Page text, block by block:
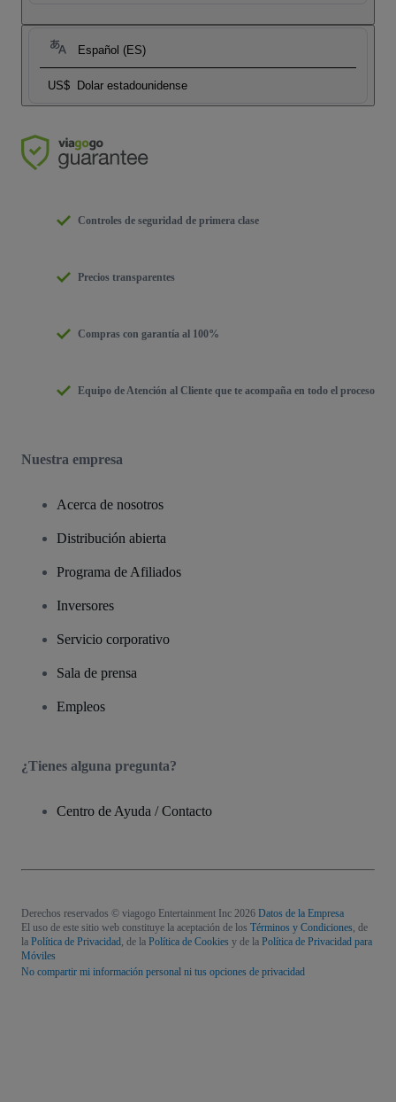
Español (ES)
US$ Dolar estadounidense
Controles de seguridad de primera clase
Precios transparentes
Compras con garantía al 100%
Equipo de Atención al Cliente que te acompaña en todo el proceso
Nuestra empresa
Acerca de nosotros
Distribución abierta
Programa de Afiliados
Inversores
Servicio corporativo
Sala de prensa
Empleos
¿Tienes alguna pregunta?
Centro de Ayuda / Contacto
Derechos reservados © viagogo Entertainment Inc 2026 Datos de la Empresa
El uso de este sitio web constituye la aceptación de los Términos y Condiciones, de
la Política de Privacidad, de la Política de Cookies y de la Política de Privacidad para
Móviles
No compartir mi información personal ni tus opciones de privacidad